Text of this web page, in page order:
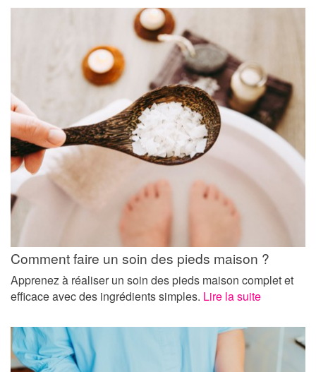
Comment faire un soin des pieds maison ?
Apprenez à réaliser un soin des pieds maison complet et
efficace avec des ingrédients simples. Lire la suite